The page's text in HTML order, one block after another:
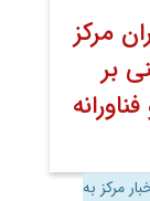
مرکز
بر
مرکز به